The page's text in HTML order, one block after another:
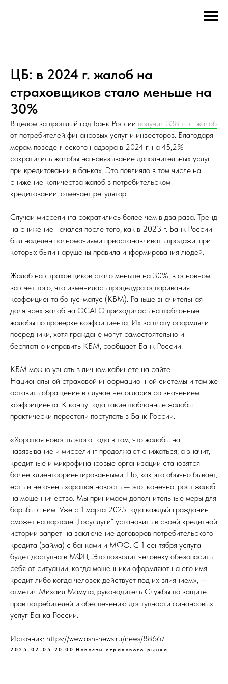
ЦБ: в 2024 г. жалоб на
страховщиков стало меньше на
30%
В целом за прошлый год Банк России получил 338 тыс. жалоб
от потребителей финансовых услуг и инвесторов. Благодаря
мерам поведенческого надзора в 2024 г. на 45,2%
сократились жалобы на навязывание дополнительных услуг
при кредитовании в банках. Это повлияло в том числе на
снижение количества жалоб в потребительском
кредитовании, отмечает регулятор.
Случаи мисселинга сократились более чем в два раза. Тренд
на снижение начался после того, как в 2023 г. Банк России
был наделен полномочиями приостанавливать продажи, при
которых были нарушены правила информирования людей.
Жалоб на страховщиков стало меньше на 30%, в основном
за счет того, что изменилась процедура оспаривания
коэффициента бонус-малус (КБМ). Раньше значительная
доля всех жалоб на ОСАГО приходилась на шаблонные
жалобы по проверке коэффициента. Их за плату оформляли
посредники, хотя граждане могут самостоятельно и
бесплатно исправить КБМ, сообщает Банк России.
КБМ можно узнать в личном кабинете на сайте
Национальной страховой информационной системы и там же
оставить обращение в случае несогласия со значением
коэффициента. К концу года такие шаблонные жалобы
практически перестали поступать в Банк России.
«Хорошая новость этого года в том, что жалобы на
навязывание и мисселинг продолжают снижаться, а значит,
кредитные и микрофинансовые организации становятся
более клиентоориентированными. Но, как это обычно бывает,
есть и не очень хорошая новость — это, конечно, рост жалоб
на мошенничество. Мы принимаем дополнительные меры для
борьбы с ним. Уже с 1 марта 2025 года каждый гражданин
сможет на портале „Госуслуги“ установить в своей кредитной
истории запрет на заключение договоров потребительского
кредита (займа) с банками и МФО. С 1 сентября услуга
будет доступна в МФЦ. Это позволит человеку обезопасить
себя от ситуации, когда мошенники оформляют на его имя
кредит либо когда человек действует под их влиянием», —
отметил Михаил Мамута, руководитель Службы по защите
прав потребителей и обеспечению доступности финансовых
услуг Банка России.
Источник: https://www.asn-news.ru/news/88667
2025-02-05 20:00 Новости страхового рынка